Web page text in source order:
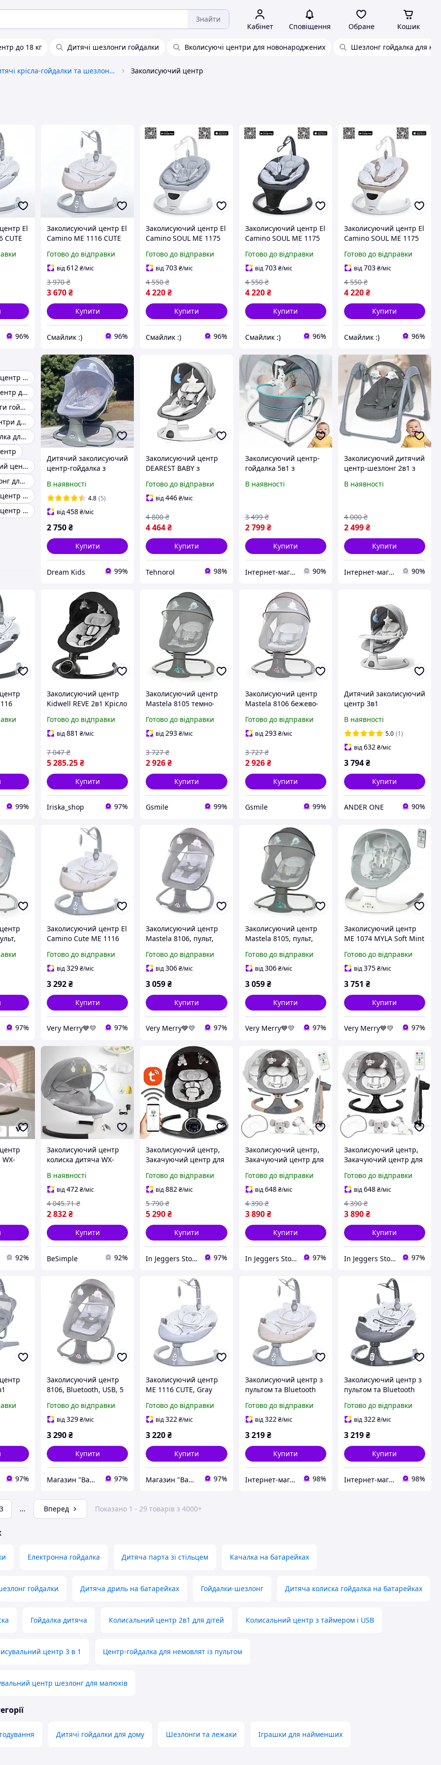
Знайти
Кабінет Сповіщення Обране Кошик
до 18 кг Дитячі шезлонги гойдалки Вколисуючі центри для новонароджених Шезлонг гойдалка для
Дитячі крісла-гойдалки та шезлонги Заколисуючий центр
El
CUTE
96%
Заколисуючий центр El
Camino ME 1116 CUTE
керування , бежевий
Готово до відправки
від612₴/міс
3 670₴
3 970 ₴
Купити
Смайлик :) 96%
Заколисуючий центр El
Camino SOUL ME 1175
Готово до відправки
від703₴/міс
4 220₴
4 550 ₴
Купити
Смайлик :) 96%
Заколисуючий центр El
Camino SOUL ME 1175
Готово до відправки
від703 ₴/міс
4 220 ₴
4 550 ₴
Купити
Смайлик :) 96%
Заколисуючий центр El
Camino SOUL ME 1175
Готово до відправки
від703₴/міс
4 220₴
4 550 ₴
Купити
Смайлик :) 96%
Заколисуючий центр для дитини
Колисальний центр до 18 кг
Дитячі шезлонги гойдалки
Вколисуючі центри для новонароджених
Шезлонг гойдалка для немовлят
Заколисувальний центр mastela 8104
Гойдалка шезлонг для новонароджених
Заколисуючий центр mamaroo
Заколисуючий центр трансформер
Дитячий заколисуючий
центр-гойдалка з
світло-сірий 8104
В наявності
4.8 (5)
від458₴/міс
2 750₴
Купити
Dream Kids 99%
Заколисуючий центр
DEAREST BABY з
музикою, 5
швидкостей, москітна
Готово до відправки
від446₴/міс
4 464₴
4 800 ₴
Купити
Tehnorol 98%
Заколисуючий центр-
гойдалка 5в1 з
режимом та музикою
В наявності
2 799 ₴
3 499 ₴
Купити
Інтернет-магазин інструментів "ASSUR" 90%
Заколисуючий дитячий
центр-шезлонг 2в1 з
іграшками Mastela
В наявності
2 499₴
4 000 ₴
Купити
Інтернет-магазин інструментів "ASSUR" 90%
99%
Заколисуючий центр
Kidwell REVE 2в1 Крісло
новонароджених
Автоматична колиска
Готово до відправки
від881 ₴/міс
5 285.25₴
7 047 ₴
Купити
Iriska_shop 97%
Заколисуючий центр
Mastela 8105 темно-
немовлят з пультом,
USB та москітною
Готово до відправки
від293₴/міс
2 926₴
3 727 ₴
Купити
Gsmile 99%
Заколисуючий центр
Mastela 8106 бежево-
з пультом, Bluetooth,
USB та москітною
Готово до відправки
від 293 ₴/міс
2 926 ₴
3 727 ₴
Купити
Gsmile 99%
Дитячий заколисуючий
центр 3в1
від народження зі
стільницею і пультом
ДК, білий (3177583339)
В наявності
5.0 (1)
від632 ₴/міс
3 794₴
Купити
ANDER ONE 90%
97%
Заколисуючий центр El
Camino Cute ME 1116
швидкостей, Bluetooth
Готово до відправки
від329₴/міс
3 292₴
Купити
Very Merry💙💛 97%
Заколисуючий центр
Mastela 8106, пульт,
сітка
Готово до відправки
від306₴/міс
3 059₴
Купити
Very Merry💙💛 97%
Заколисуючий центр
Mastela 8105, пульт,
сітка
Готово до відправки
від306 ₴/міс
3 059 ₴
Купити
Very Merry💙💛 97%
Заколисуючий центр
ME 1074 MYLA Soft Mint
Готово до відправки
від375₴/міс
3 751 ₴
Купити
Very Merry💙💛 97%
92%
Заколисуючий центр
колиска дитяча WX-
В наявності
від472₴/міс
2 832₴
4 045.71 ₴
Купити
BeSimple 92%
Заколисуючий центр,
Закачуючий центр для
2в1 Чорний Kidwell 2в1
REVE
Готово до відправки
від882₴/міс
5 290₴
5 790 ₴
Купити
In Jeggers Store 97%
Заколисуючий центр,
Закачуючий центр для
років 2в1 Сіра Kidwell
LUXI
Готово до відправки
від648 ₴/міс
3 890 ₴
4 390 ₴
Купити
In Jeggers Store 97%
Заколисуючий центр,
Закачуючий центр для
Сіра Kidwell LUXI Dark
Melange/Black
Готово до відправки
від648₴/міс
3 890₴
4 390 ₴
Купити
In Jeggers Store 97%
97%
Заколисуючий центр
8106, Bluetooth, USB, 5
москітна сітка
Готово до відправки
від329₴/міс
3 290₴
Купити
Магазин "Baby Comfort" 97%
Заколисуючий центр
ME 1116 CUTE, Gray
Готово до відправки
від322₴/міс
3 220₴
Купити
Магазин "Baby Comfort" 97%
Заколисуючий центр з
пультом та Bluetooth
Готово до відправки
від322 ₴/міс
3 219 ₴
Купити
Інтернет-магазин elfik.in.ua 98%
Заколисуючий центр з
пультом та Bluetooth
Gray
Готово до відправки
від322₴/міс
3 219₴
Купити
Інтернет-магазин elfik.in.ua 98%
3 ... Вперед Показано 1 - 29 товарів з 4000+
Електронна гойдалка Дитяча парта зі стільцем Качалка на батарейках
гойдалки Дитяча дриль на батарейках Гойдалки-шезлонг Дитяча колиска гойдалка на батарейках
Гойдалка дитяча Колисальний центр 2в1 для дітей Колисальний центр з таймером і USB
центр 3 в 1 Центр-гойдалка для немовлят із пультом
центр шезлонг для малюків
Дитячі гойдалки для дому Шезлонги та лежаки Іграшки для найменших